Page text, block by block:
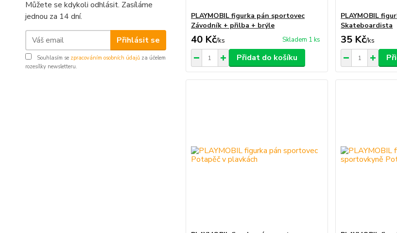
Můžete se kdykoli odhlásit. Zasíláme
jednou za 14 dní.
Přihlásit se
Souhlasím se zpracováním osobních údajů za účelem
rozesílky newsletteru.
PLAYMOBIL figurka pán sportovec
Závodník + přilba + brýle
40 Kč/ks Skladem 1 ks
Přidat do košíku
PLAYMOBIL
Skateboardista
35 Kč/ks